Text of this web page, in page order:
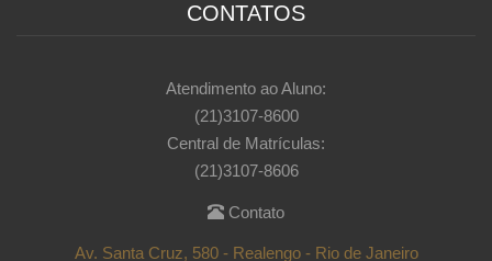
CONTATOS
Atendimento ao Aluno:
(21)3107-8600
Central de Matrículas:
(21)3107-8606
Contato
Av. Santa Cruz, 580 - Realengo - Rio de Janeiro